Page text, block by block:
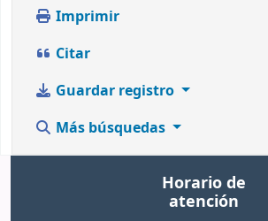
Imprimir
Citar
Guardar registro
Más búsquedas
Horario de
atención